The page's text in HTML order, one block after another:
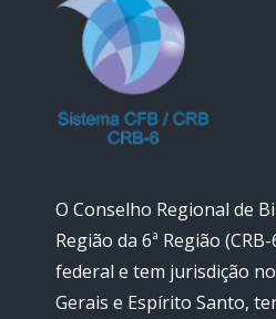
O Conselho Regional de
Região da 6ª Região
federal e tem jurisdição
Gerais e Espírito Santo,